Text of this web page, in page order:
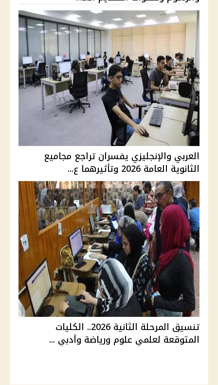
العربي والإنجليزي يفسران تراجع مجاميع
الثانوية العامة 2026 وتأثيرهما ع...
تنسيق المرحلة الثانية 2026.. الكليات
المتوقعة لعلمي علوم ورياضة وأدبي ...